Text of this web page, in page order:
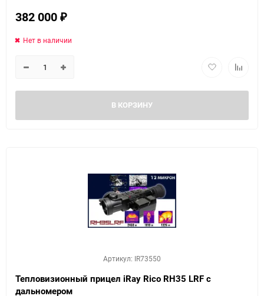
382 000 ₽
Нет в наличии
В КОРЗИНУ
Артикул: IR73550
Тепловизионный прицел iRay Rico RH35 LRF с
дальномером